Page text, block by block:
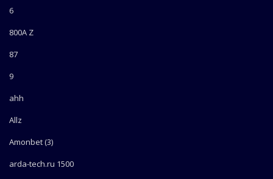
6
800A Z
87
9
ahh
Allz
Amonbet (3)
arda-tech.ru 1500